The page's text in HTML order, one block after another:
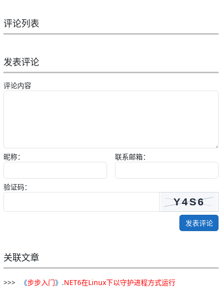
评论列表
发表评论
评论内容
昵称： 联系邮箱：
验证码：
发表评论
关联文章
《步步入门》.NET6在Linux下以守护进程方式运行